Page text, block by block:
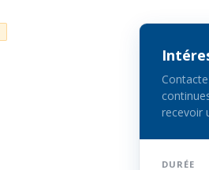
recevoir
DURÉE